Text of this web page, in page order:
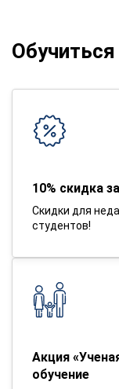
10% скидка
Скидки для
студентов!
Акция
обучение